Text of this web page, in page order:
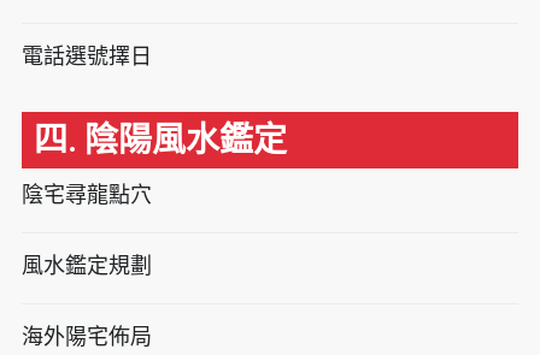
電話選號擇日
四. 陰陽風水鑑定
陰宅尋龍點穴
風水鑑定規劃
海外陽宅佈局